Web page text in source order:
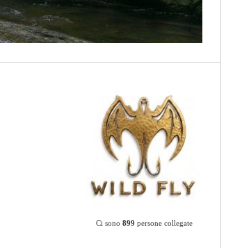
Ci sono 899 persone collegate